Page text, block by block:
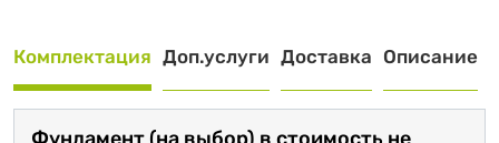
Комплектация Доп.услуги Доставка Описание
Фундамент (на выбор) в стоимость не